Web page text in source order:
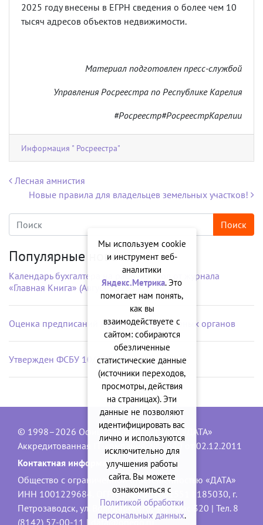
2025 году внесены в ЕГРН сведения о более чем 10
тысяч адресов объектов недвижимости.
Материал подготовлен пресс-службой
Управления Росреестра по Республике Карелия
#Росреестр#РосреестрКарелии
Информация " Росреестра"
Навигация по записям
Лесная амнистия
Новые правила для владельцев земельных участков!
Популярные новости
Календарь бухгалтера на рабочий стол от журнала
«Главная Книга» (Август 2026 г.)
Оценка предписаний контрольно-надзорных органов
Утвержден ФСБУ 10/2026 «Расходы»
© 1998–2026 Официальный сайт ООО «ДАТА»
Аккредитованная IT-компания, № 1840 от 02.12.2011
Контактная информация:
Общество с ограниченной ответственностью «ДАТА»
ИНН 1001229684, ОГРН 1101001001551 | 185030, г.
Петрозаводск, ул. Володарского, 40, офис 320 | Тел. 8
(8142) 57-00-11 |
data@onego.ru
Мы используем cookie
и инструмент веб-
аналитики
Яндекс.Метрика. Это
помогает нам понять,
как вы
взаимодействуете с
сайтом: собираются
обезличенные
статистические данные
(источники переходов,
просмотры, действия
на страницах). Эти
данные не позволяют
идентифицировать вас
лично и используются
исключительно для
улучшения работы
сайта. Вы можете
ознакомиться с
Политикой обработки
персональных данных.